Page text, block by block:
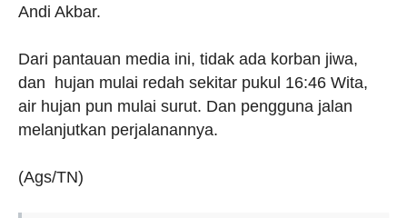
Andi Akbar.
Dari pantauan media ini, tidak ada korban jiwa,
dan hujan mulai redah sekitar pukul 16:46 Wita,
air hujan pun mulai surut. Dan pengguna jalan
melanjutkan perjalanannya.
(Ags/TN)